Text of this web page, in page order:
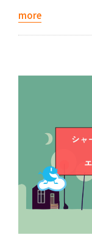
more